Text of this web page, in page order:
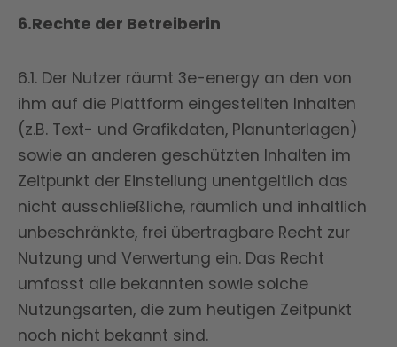
6.Rechte der Betreiberin
6.1. Der Nutzer räumt 3e-energy an den von
ihm auf die Plattform eingestellten Inhalten
(z.B. Text- und Grafikdaten, Planunterlagen)
sowie an anderen geschützten Inhalten im
Zeitpunkt der Einstellung unentgeltlich das
nicht ausschließliche, räumlich und inhaltlich
unbeschränkte, frei übertragbare Recht zur
Nutzung und Verwertung ein. Das Recht
umfasst alle bekannten sowie solche
Nutzungsarten, die zum heutigen Zeitpunkt
noch nicht bekannt sind.